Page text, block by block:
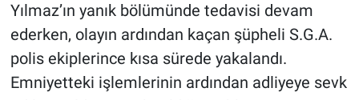
Yılmaz’ın yanık bölümünde tedavisi devam
ederken, olayın ardından kaçan şüpheli S.G.A.
polis ekiplerince kısa sürede yakalandı.
Emniyetteki işlemlerinin ardından adliyeye sevk